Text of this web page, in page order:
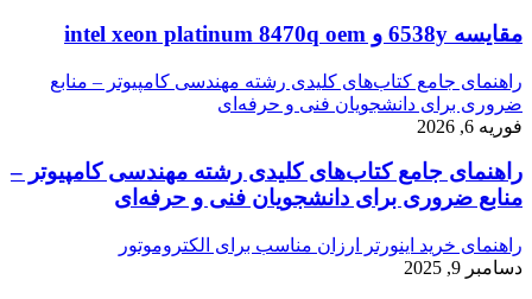
مقایسه 6538y و intel xeon platinum 8470q oem
راهنمای جامع کتاب‌های کلیدی رشته مهندسی کامپیوتر – منابع
ضروری برای دانشجویان فنی و حرفه‌ای
فوریه 6, 2026
راهنمای جامع کتاب‌های کلیدی رشته مهندسی کامپیوتر –
منابع ضروری برای دانشجویان فنی و حرفه‌ای
راهنمای خرید اینورتر ارزان مناسب برای الکتروموتور
دسامبر 9, 2025